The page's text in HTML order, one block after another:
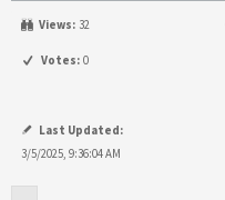
Views: 32
Votes: 0
Last Updated:
3/5/2025, 9:36:04 AM